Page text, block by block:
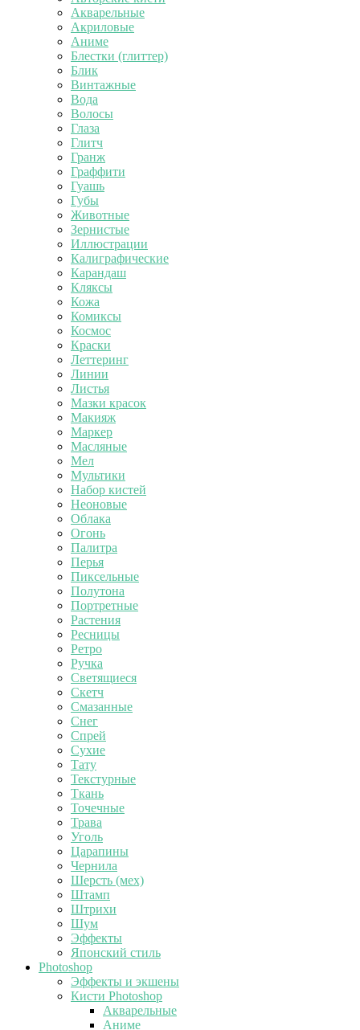
Акварельные
Акриловые
Аниме
Блестки (глиттер)
Блик
Винтажные
Вода
Волосы
Глаза
Глитч
Гранж
Граффити
Гуашь
Губы
Животные
Зернистые
Иллюстрации
Калиграфические
Карандаш
Кляксы
Кожа
Комиксы
Космос
Краски
Леттеринг
Линии
Листья
Мазки красок
Макияж
Маркер
Масляные
Мел
Мультики
Набор кистей
Неоновые
Облака
Огонь
Палитра
Перья
Пиксельные
Полутона
Портретные
Растения
Ресницы
Ретро
Ручка
Светящиеся
Скетч
Смазанные
Снег
Спрей
Сухие
Тату
Текстурные
Ткань
Точечные
Трава
Уголь
Царапины
Чернила
Шерсть (мех)
Штамп
Штрихи
Шум
Эффекты
Японский стиль
Photoshop
Эффекты и экшены
Кисти Photoshop
Акварельные
Аниме